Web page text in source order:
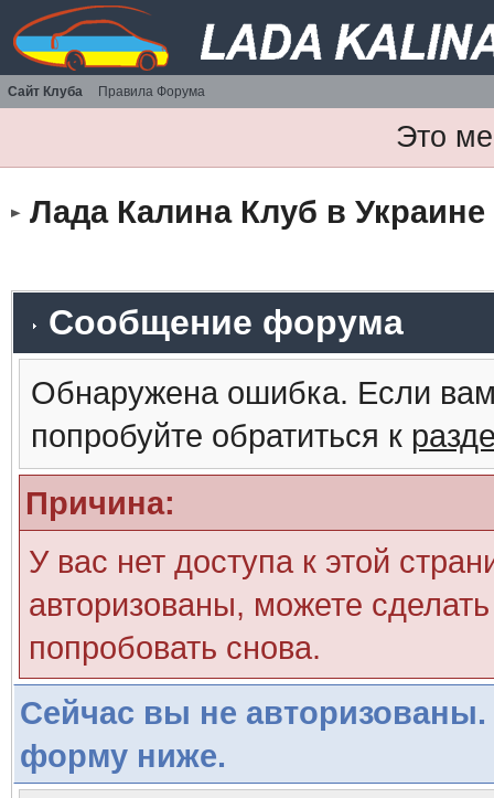
Сайт Клуба Правила Форума
Это
Лада Калина Клуб в Украине
Сообщение форума
Обнаружена ошибка. Если
попробуйте обратиться к
Причина:
У вас нет доступа к этой
авторизованы, можете
попробовать снова.
Сейчас вы не авторизованы.
форму ниже.